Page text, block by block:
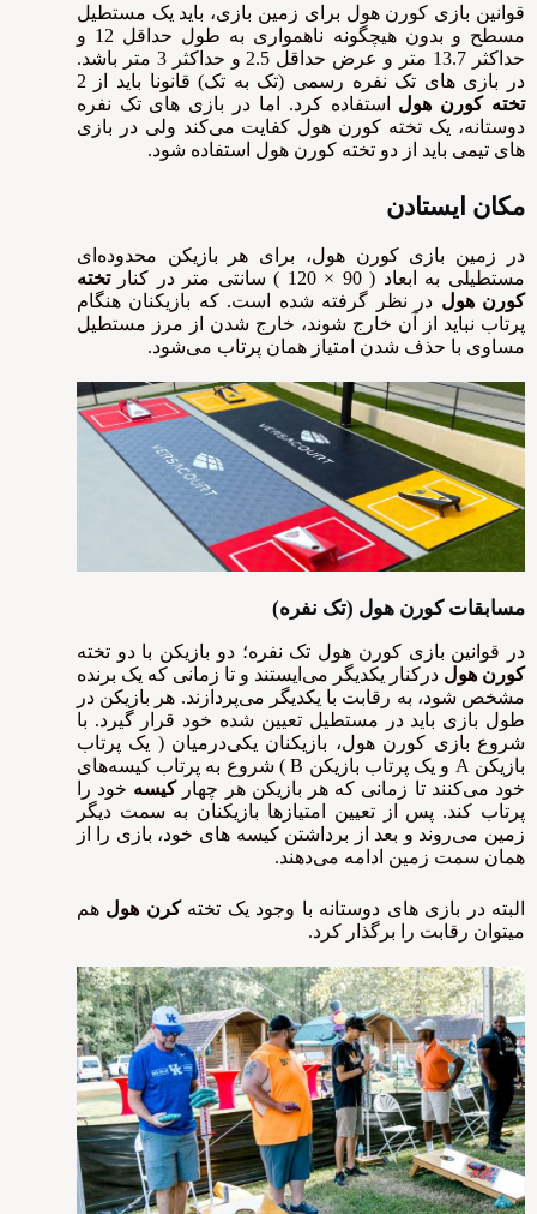
قوانین بازی کورن هول برای زمین بازی، باید یک مستطیل
مسطح و بدون هیچگونه ناهمواری به طول حداقل 12 و
حداکثر 13.7 متر و عرض حداقل 2.5 و حداکثر 3 متر باشد.
در بازی های تک نفره رسمی (تک به تک) قانونا باید از 2
تخته کورن هول استفاده کرد. اما در بازی های تک نفره
دوستانه، یک تخته کورن هول کفایت می‌کند ولی در بازی
های تیمی باید از دو تخته کورن هول استفاده شود.
مکان ایستادن
در زمین بازی کورن هول، برای هر بازیکن محدوده‌ای
مستطیلی به ابعاد ( 90 × 120 ) سانتی متر در کنار
تخته
کورن هول در نظر گرفته شده است. که بازیکنان هنگام
پرتاب نباید از آن خارج شوند، خارج شدن از مرز مستطیل
مساوی با حذف شدن امتیاز همان پرتاب می‌شود.
مسابقات کورن ‌هول (تک نفره)
در قوانین بازی کورن هول تک نفره؛ دو بازیکن با دو تخته
کورن هول درکنار یکدیگر می‌ایستند و تا زمانی که یک برنده
مشخص شود، به رقابت با یکدیگر می‌پردازند. هر بازیکن در
طول بازی باید در مستطیل تعیین شده خود قرار گیرد. با
شروع بازی کورن هول، بازیکنان یکی‌درمیان ( یک پرتاب
بازیکن A و یک پرتاب بازیکن B ) شروع به پرتاب کیسه‌های
خود می‌کنند تا زمانی که هر بازیکن هر چهارکیسه خود را
پرتاب کند. پس از تعیین امتیازها بازیکنان به سمت دیگر
زمین می‌روند و بعد از برداشتن کیسه های خود، بازی را از
همان سمت زمین ادامه می‌دهند.
البته در بازی های دوستانه با وجود یک تختهکرن هول هم
میتوان رقابت را برگذار کرد.